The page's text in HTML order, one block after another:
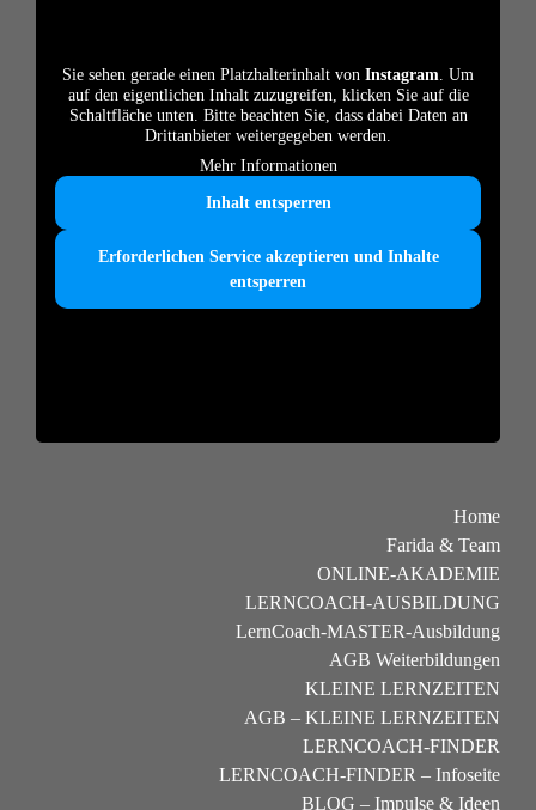
Sie sehen gerade einen Platzhalterinhalt von Instagram. Um
auf den eigentlichen Inhalt zuzugreifen, klicken Sie auf die
Schaltfläche unten. Bitte beachten Sie, dass dabei Daten an
Drittanbieter weitergegeben werden.
Mehr Informationen
Inhalt entsperren
Erforderlichen Service akzeptieren und Inhalte
entsperren
Home
Farida & Team
ONLINE-AKADEMIE
LERNCOACH-AUSBILDUNG
LernCoach-MASTER-Ausbildung
AGB Weiterbildungen
KLEINE LERNZEITEN
AGB – KLEINE LERNZEITEN
LERNCOACH-FINDER
LERNCOACH-FINDER – Infoseite
BLOG – Impulse & Ideen